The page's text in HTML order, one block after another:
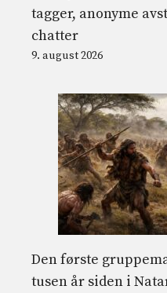
tagger, anonyme
chatter
9. august 2026
Den første
tusen år siden i